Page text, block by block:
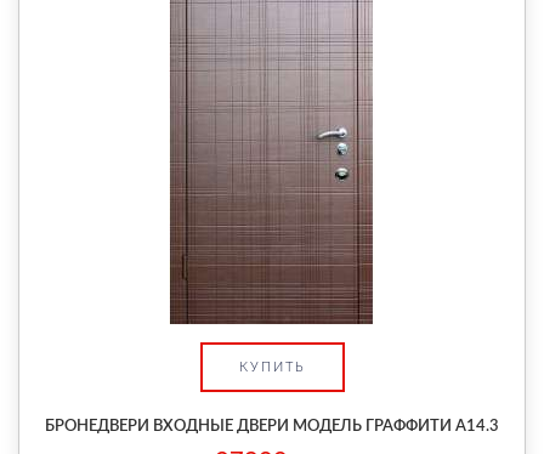
КУПИТЬ
БРОНЕДВЕРИ ВХОДНЫЕ ДВЕРИ МОДЕЛЬ ГРАФФИТИ A14.3